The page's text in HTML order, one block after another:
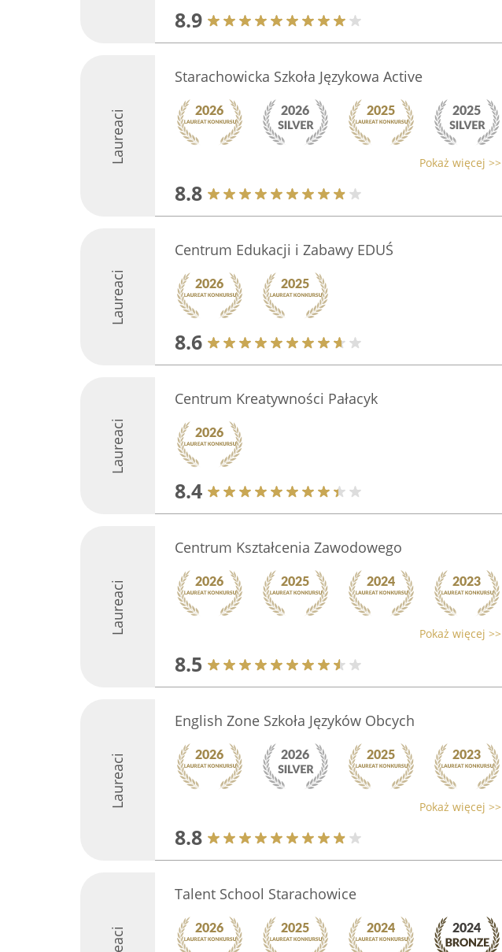
8.9
Laureaci
Starachowicka Szkoła Językowa Active
Pokaż więcej >>
8.8
Laureaci
Centrum Edukacji i Zabawy EDUŚ
8.6
Laureaci
Centrum Kreatywności Pałacyk
8.4
Laureaci
Centrum Kształcenia Zawodowego
Pokaż więcej >>
8.5
Laureaci
English Zone Szkoła Języków Obcych
Pokaż więcej >>
8.8
Talent School Starachowice